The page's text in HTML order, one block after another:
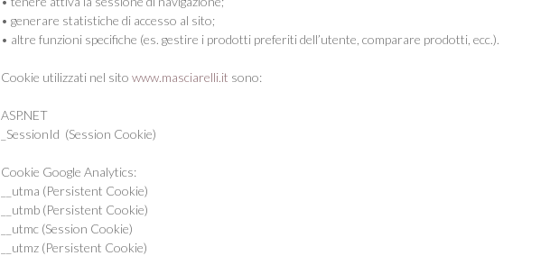
• generare statistiche di accesso al sito;
• altre funzioni specifiche (es. gestire i prodotti preferiti dell’utente, comparare prodotti, ecc.).
Cookie utilizzati nel sito www.masciarelli.it sono:
ASP.NET
_SessionId (Session Cookie)
Cookie Google Analytics:
__utma (Persistent Cookie)
__utmb (Persistent Cookie)
__utmc (Session Cookie)
__utmz (Persistent Cookie)